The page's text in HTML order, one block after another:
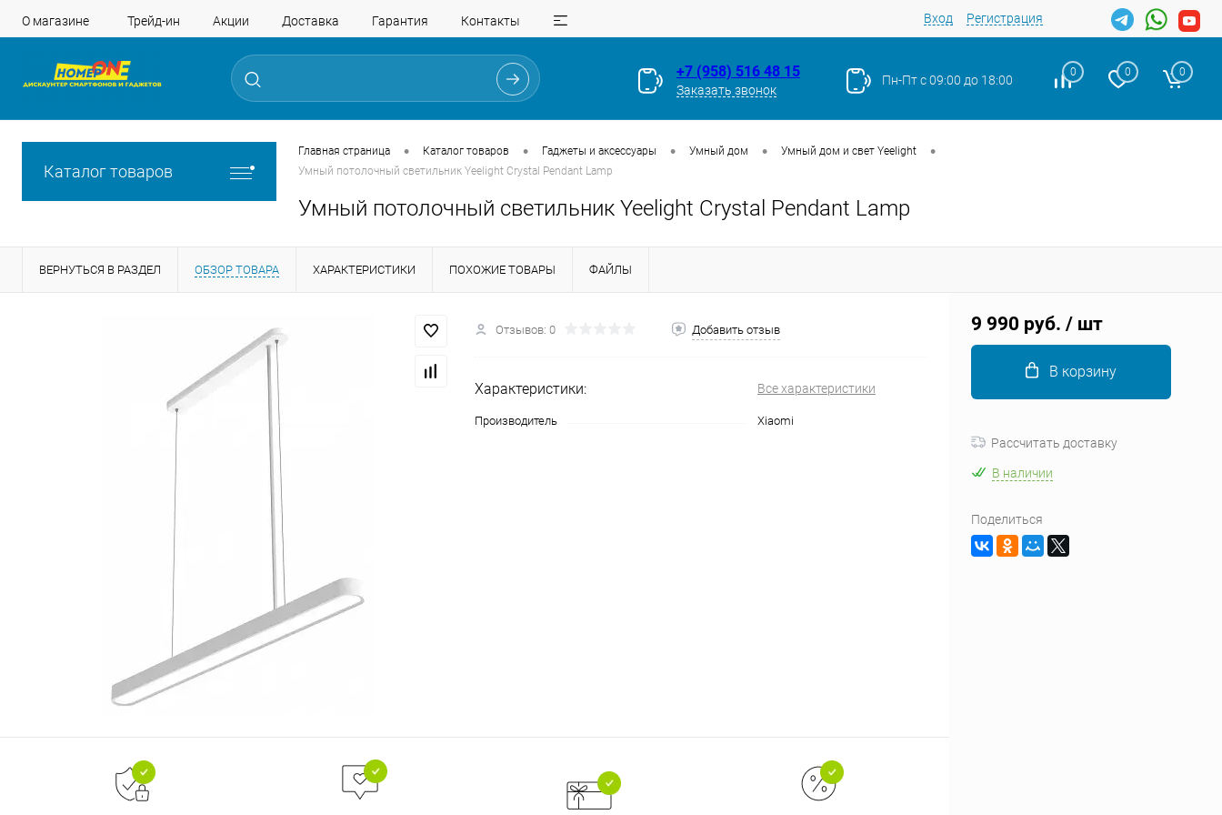
О магазине Трейд-ин Акции Доставка Гарантия Контакты Вход Регистрация
+7 (958) 516 48 15
Заказать звонок
Пн-Пт с 09:00 до 18:00
0 0 0
Каталог товаров
Главная страница • Каталог товаров • Гаджеты и аксессуары • Умный дом • Умный дом и свет Yeelight •
Умный потолочный светильник Yeelight Crystal Pendant Lamp
Умный потолочный светильник Yeelight Crystal Pendant Lamp
ВЕРНУТЬСЯ В РАЗДЕЛ ОБЗОР ТОВАРА ХАРАКТЕРИСТИКИ ПОХОЖИЕ ТОВАРЫ ФАЙЛЫ
Отзывов: 0 Добавить отзыв
Характеристики: Все характеристики
Производитель Xiaomi
9 990 руб. / шт
В корзину
Рассчитать доставку
В наличии
Поделиться
Для клиентов всех банков
Разбейтеоплату
на частибез переплат